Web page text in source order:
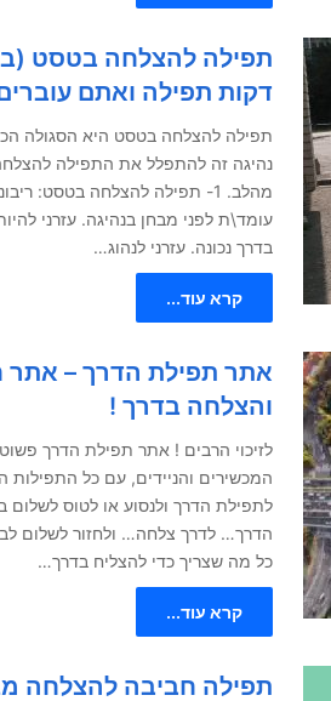
דקות תפילה ואתם
תפילה להצלחה בטסט היא הסגולה
נהיגה זה להתפלל את התפילה
מהלב. 1- תפילה להצלחה בטסט:
עומד\ת לפני מבחן בנהיגה. עזרני
בדרך נכונה. עזרני לנהוג…
קרא עוד...
אתר תפילת הדרך –
והצלחה בדרך !
לזיכוי הרבים ! אתר תפילת הדרך
המכשירים והניידים, עם כל התפילות
לתפילת הדרך ולנסוע או לטוס
הדרך… לדרך צלחה… ולחזור לשלום
כל מה שצריך כדי להצליח בדרך…
קרא עוד...
תפילה חביבה להצלחה